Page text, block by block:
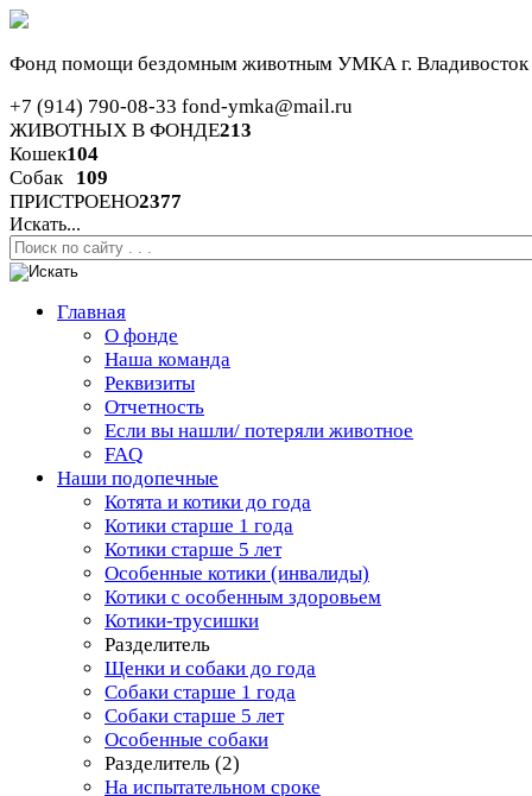
Фонд помощи бездомным животным УМКА г. Владивосток
+7 (914) 790-08-33 fond-ymka@mail.ru
ЖИВОТНЫХ В ФОНДЕ213
Кошек104
Собак
109
ПРИСТРОЕНО2377
Искать...
Главная
О фонде
Наша команда
Реквизиты
Отчетность
Если вы нашли/ потеряли животное
FAQ
Наши подопечные
Котята и котики до года
Котики старше 1 года
Котики старше 5 лет
Особенные котики (инвалиды)
Котики с особенным здоровьем
Котики-трусишки
Разделитель
Щенки и собаки до года
Собаки старше 1 года
Собаки старше 5 лет
Особенные собаки
Разделитель (2)
На испытательном сроке